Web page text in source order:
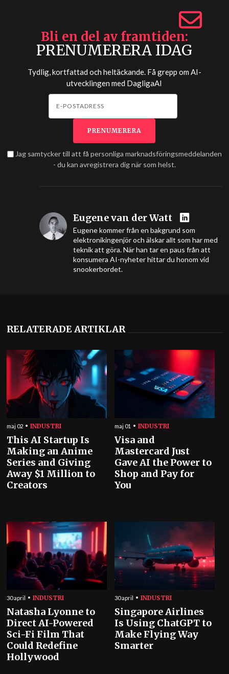
Bli en del av framtiden
PRENUMERERA IDAG
Tydlig, kortfattad och heltäckande. Få grepp om AI-
utvecklingen med DagligaAI
Jag samtycker till att få personliga marknadsföringsmeddelanden
- du kan avregistrera dig när som helst.
Eugene van der Watt
Eugene kommer från en bakgrund som
elektronikingenjör och älskar allt som har med
teknik att göra. När han tar en paus från att
konsumera AI-nyheter hittar du honom vid
snookerbordet.
RELATERADE ARTIKLAR
maj 02 INDUSTRI
This AI Startup Is
Making an Anime
Series and Giving
Away $1 Million to
Creators
maj 01 INDUSTRI
Visa and
Mastercard Just
Gave AI the Power to
Shop and Pay for
You
30 april INDUSTRI
Natasha Lyonne to
Direct AI-Powered
Sci-Fi Film That
Could Redefine
Hollywood
30 april INDUSTRI
Singapore Airlines
Is Using ChatGPT to
Make Flying Way
Smarter